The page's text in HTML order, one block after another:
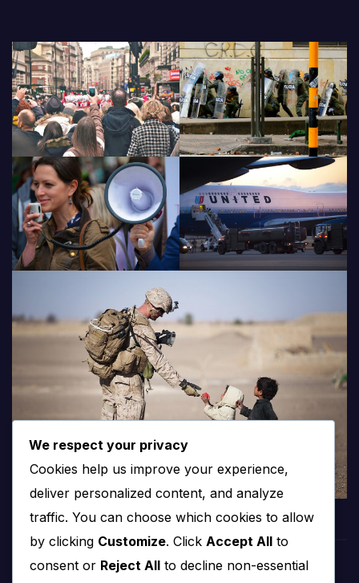
We respect your privacy
Cookies help us improve your experience,
deliver personalized content, and analyze
traffic. You can choose which cookies to allow
by clicking Customize. Click Accept All to
consent or Reject All to decline non-essential